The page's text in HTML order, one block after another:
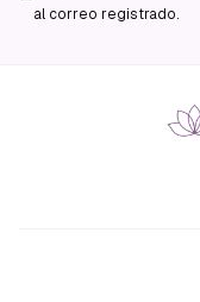
al correo registrado.